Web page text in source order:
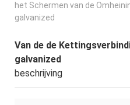
het Schermen van de
galvanized
Van de de
galvanized
beschrijving